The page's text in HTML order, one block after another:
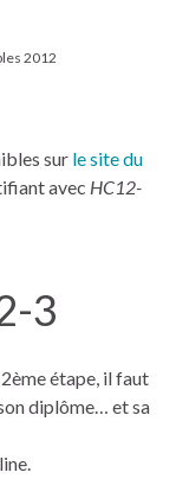
2012
sur le site du
avec HC12-
3
étape, il faut
diplôme… et sa